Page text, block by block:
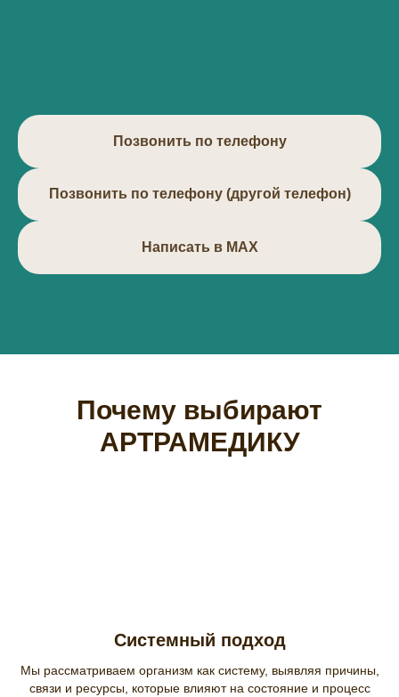
Позвонить по телефону
Позвонить по телефону (другой телефон)
Написать в МАХ
Почему выбирают
АРТРАМЕДИКУ
Системный подход
Мы рассматриваем организм как систему, выявляя причины,
связи и ресурсы, которые влияют на состояние и процесс